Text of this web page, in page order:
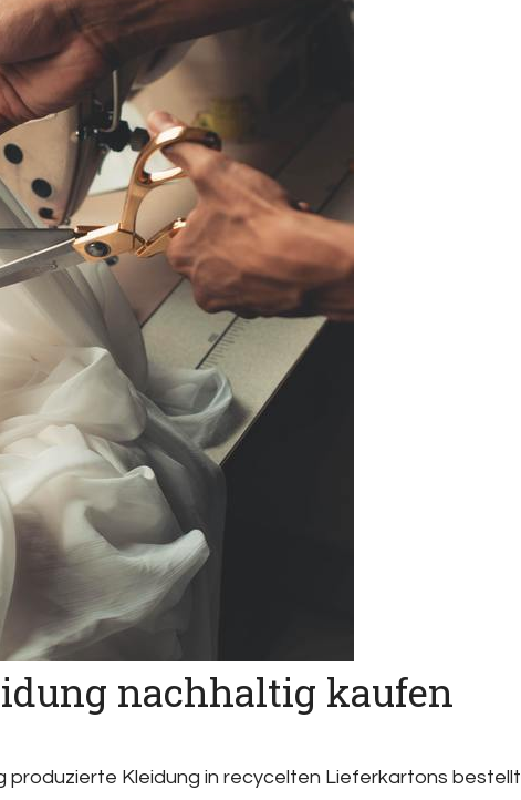
nachhaltig kaufen
produzierte Kleidung in recycelten Lieferkartons bestellt